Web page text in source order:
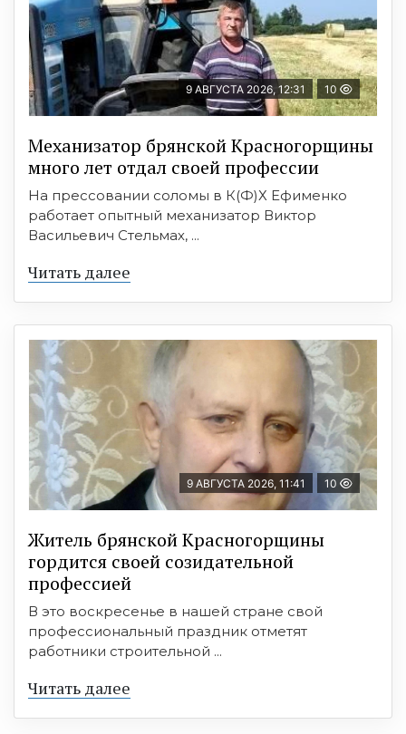
9 АВГУСТА 2026, 12:31 10
Механизатор брянской Красногорщины
много лет отдал своей профессии
На прессовании соломы в К(Ф)Х Ефименко
работает опытный механизатор Виктор
Васильевич Стельмах, ...
Читать далее
9 АВГУСТА 2026, 11:41 10
Житель брянской Красногорщины
гордится своей созидательной
профессией
В это воскресенье в нашей стране свой
профессиональный праздник отметят
работники строительной ...
Читать далее